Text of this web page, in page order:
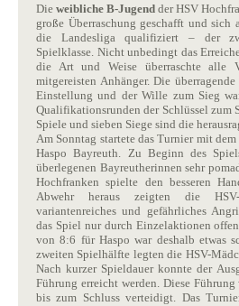
Die weibliche B-Jugend der HSV
große Überraschung geschafft und sich
die Landesliga qualifiziert – der
Spielklasse. Nicht unbedingt das
die Art und Weise überraschte alle
mitgereisten Anhänger. Die
Einstellung und der Wille zum Sieg
Qualifikationsrunden der Schlüssel zum
Spiele und sieben Siege sind die
Am Sonntag startete das Turnier mit
Haspo Bayreuth. Zu Beginn des
überlegenen Bayreutherinnen sehr
Hochfranken spielte den besseren
Abwehr heraus zeigten die
variantenreiches und gefährliches
das Spiel nur durch Einzelaktionen
von 8:6 für Haspo war deshalb etwas
zweiten Spielhälfte legten die HSV-
Nach kurzer Spieldauer konnte der
Führung erreicht werden. Diese
bis zum Schluss verteidigt. Das